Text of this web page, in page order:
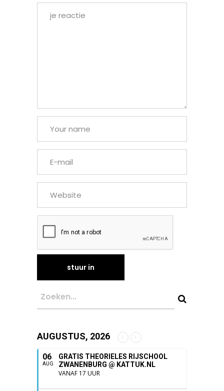
AUGUSTUS, 2026
06
AUG
GRATIS THEORIELES RIJSCHOOL
ZWANENBURG @ KATTUK.NL
VANAF 17 UUR